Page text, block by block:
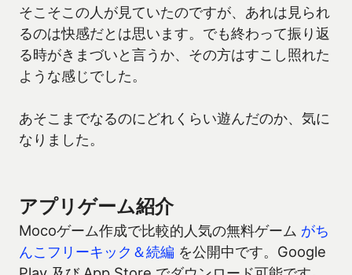
そこそこの人が見ていたのですが、あれは見られ
るのは快感だとは思います。でも終わって振り返
る時がきまづいと言うか、その方はすこし照れた
ような感じでした。
あそこまでなるのにどれくらい遊んだのか、気に
なりました。
アプリゲーム紹介
Mocoゲーム作成で比較的人気の無料ゲーム がち
んこフリーキック＆続編 を公開中です。Google